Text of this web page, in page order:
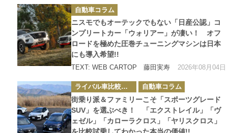
カ
テ
ゴ
リ
ー
自動車コラム
ニスモでもオーテックでもない「日産公認」コ
ンプリートカー「ウォリアー」が凄い！ オフ
ロードを極めた圧巻チューニングマシンは日本
にも導入希望!!
TEXT: WEB CARTOP 藤田実寿 2026年08月04日
カ
テ
ゴ
リ
ー
ライバル車比較テスト 自動車コラム
街乗り派＆ファミリーこそ「スポーツグレード
SUV」を選ぶべき！ 「エクストレイル」「ヴ
ェゼル」「カローラクロス」「ヤリスクロス」
を比較試乗してわかった本当の価値!!